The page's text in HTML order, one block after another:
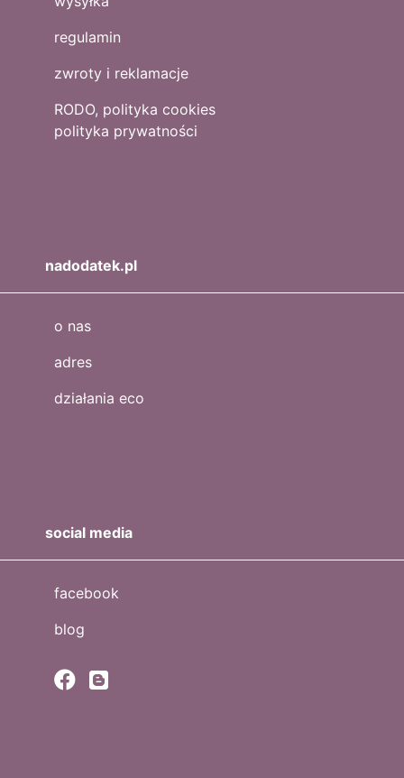
regulamin
zwroty i reklamacje
RODO, polityka cookies
polityka prywatności
nadodatek.pl
o nas
adres
działania eco
social media
facebook
blog